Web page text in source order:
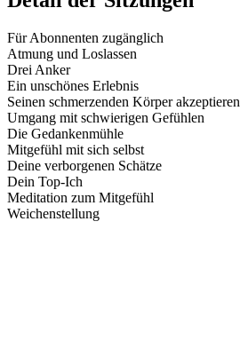
Für Abonnenten zugänglich
Atmung und Loslassen
Drei Anker
Ein unschönes Erlebnis
Seinen schmerzenden Körper akzeptieren
Umgang mit schwierigen Gefühlen
Die Gedankenmühle
Mitgefühl mit sich selbst
Deine verborgenen Schätze
Dein Top-Ich
Meditation zum Mitgefühl
Weichenstellung